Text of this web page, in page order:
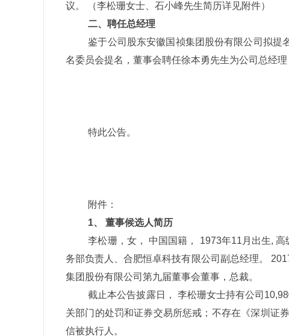
议。 （李松珊女士、石小峰先生简历详见附件）
二、聘任总经理
鉴于公司股东安徽国祯集团股份有限公司拟提
名委员会提名，董事会聘任徐本勇先生为公司总经
特此公告。
附件：
1、董事候选人简历
李松珊，女， 中国国籍，
1973年11 月出生,高
务部负责人、合肥恒卓科技有限公司副总经理。
集团股份有限公司第九届董事会董事，总裁。
截止本公告披露日， 李松珊女士持有公司
关部门的处罚和证券交易所惩戒；不存在《深圳证
信被执行人。